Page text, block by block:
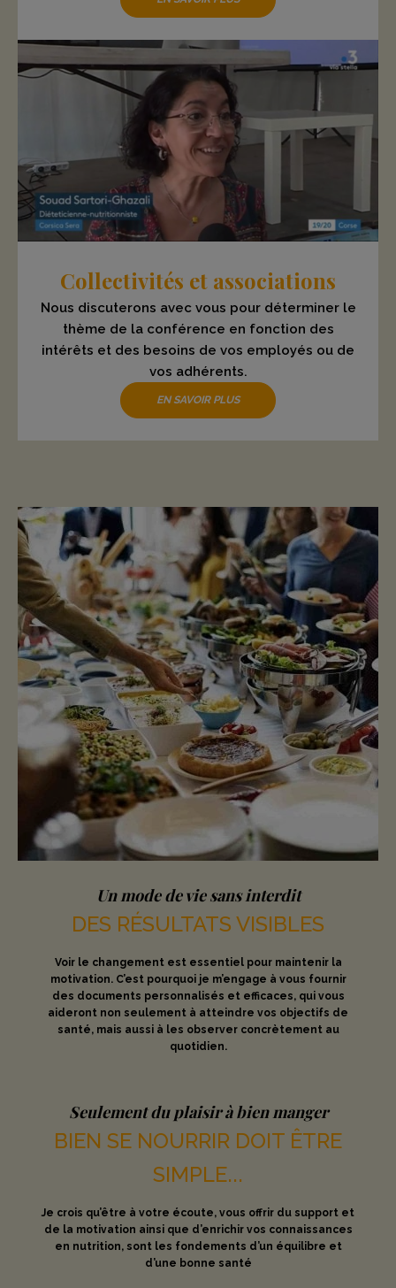
Collectivités et associations
Nous discuterons avec vous pour déterminer le
thème de la conférence en fonction des
intérêts et des besoins de vos employés ou de
vos adhérents.
EN SAVOIR PLUS
Un mode de vie sans interdit
DES RÉSULTATS VISIBLES
Voir le changement est essentiel pour maintenir la
motivation. C’est pourquoi je m’engage à vous fournir
des documents personnalisés et efficaces, qui vous
aideront non seulement à atteindre vos objectifs de
santé, mais aussi à les observer concrètement au
quotidien.
Seulement du plaisir à bien manger
BIEN SE NOURRIR DOIT ÊTRE
SIMPLE...
Je crois qu’être à votre écoute, vous offrir du support et
de la motivation ainsi que d’enrichir vos connaissances
en nutrition, sont les fondements d’un équilibre et
d’une bonne santé